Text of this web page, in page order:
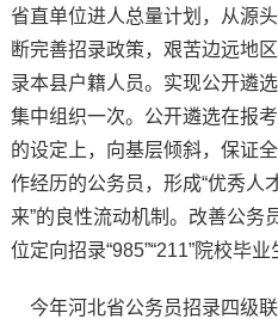
省直单位进人总量计划，从源
断完善招录政策，艰苦边远地
录本县户籍人员。实现公开遴
集中组织一次。公开遴选在报
的设定上，向基层倾斜，保证
作经历的公务员，形成“优秀人
来”的良性流动机制。改善公务
位定向招录“985”“211”院校毕业
今年河北省公务员招录四级